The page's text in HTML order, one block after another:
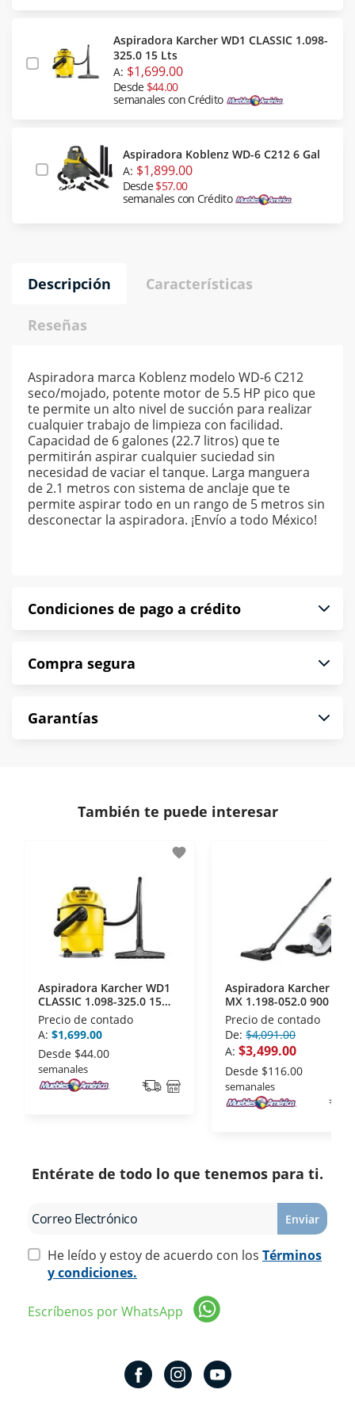
Aspiradora Karcher WD1 CLASSIC 1.098-
325.0 15 Lts
A: $1,699.00
Desde $44.00
semanales con Crédito
Aspiradora Koblenz WD-6 C212 6 Gal
A: $1,899.00
Desde$57.00
semanales con Crédito
Descripción Características
Reseñas
Aspiradora marca Koblenz modelo WD-6 C212
seco/mojado, potente motor de 5.5 HP pico que
te permite un alto nivel de succión para realizar
cualquier trabajo de limpieza con facilidad.
Capacidad de 6 galones (22.7 litros) que te
permitirán aspirar cualquier suciedad sin
necesidad de vaciar el tanque. Larga manguera
de 2.1 metros con sistema de anclaje que te
permite aspirar todo en un rango de 5 metros sin
desconectar la aspiradora. ¡Envío a todo México!
Condiciones de pago a crédito
puntualmente. Al finalizar tu compra generas el
*Sujeto a aprobación de crédito conforme a
norma de Muebles América.
Compra segura
compra es segura de principio a fin.
- Certificados de seguridad SSL y Encriptación 3D.
disposiciones legales y Códigos de Ética de la
- Nos encontramos en la lista de socios Activos de
la Asociación de Internet.MX.
Garantías
También te puede interesar
favorite
Aspiradora Karcher WD1
CLASSIC 1.098-325.0 15
Lts
Precio de contado
A: $1,699.00
Desde $44.00
semanales
Aspiradora Karcher VC3
MX 1.198-052.0 900 Ml
Precio de contado
De: $4,091.00
A: $3,499.00
Desde $116.00
semanales
Entérate de todo lo que tenemos para ti.
Enviar
He leído y estoy de acuerdo con los Términos
y condiciones.
Escríbenos por WhatsApp